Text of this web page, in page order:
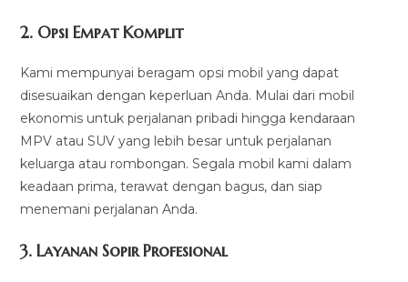
2. Opsi Empat Komplit
Kami mempunyai beragam opsi mobil yang dapat
disesuaikan dengan keperluan Anda. Mulai dari mobil
ekonomis untuk perjalanan pribadi hingga kendaraan
MPV atau SUV yang lebih besar untuk perjalanan
keluarga atau rombongan. Segala mobil kami dalam
keadaan prima, terawat dengan bagus, dan siap
menemani perjalanan Anda.
3.Layanan Sopir Profesional